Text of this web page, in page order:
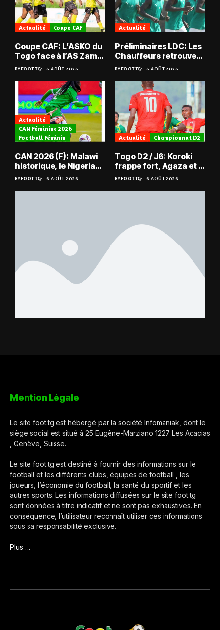
Actualité Coupe CAF
Coupe CAF: L’ASKO du
Togo face à l’AS Zam
du Niger
BYFOOT.TG 6 AOÛT 2026
Actualité
Préliminaires LDC: Les
Chauffeurs retrouvent
les Mimos
BYFOOT.TG 6 AOÛT 2026
Actualité
CAN Féminine 2026
Football Féminin
CAN 2026 (F): Malawi
historique, le Nigeria
sauvé, la Zambie
éliminée
BYFOOT.TG 6 AOÛT 2026
Actualité Championnat D2
Togo D2 / J6: Koroki
frappe fort, Agaza et la
JCA assurent,
suspense avant Sara
FC – Doumbé FC
BYFOOT.TG 6 AOÛT 2026
Mention Légale
Le site foot.tg est hébergé par la société Infomaniak, dont le
siège social est situé à 25 Eugène-Marziano 1227 Les Acacias
, Genève, Suisse.
Le site foot.tg est destiné à fournir des informations sur le
football et les différents clubs, équipes de football , les
joueurs, l’économie du football, la santé du sportif et les
autres sports. Les informations diffusées sur le site foot.tg
sont données à titre indicatif et ne sont pas exhaustives. En
conséquence, l’utilisateur reconnaît utiliser ces informations
sous sa responsabilité exclusive.
Plus …